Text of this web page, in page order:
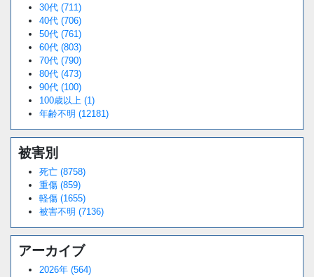
30代 (711)
40代 (706)
50代 (761)
60代 (803)
70代 (790)
80代 (473)
90代 (100)
100歳以上 (1)
年齢不明 (12181)
被害別
死亡 (8758)
重傷 (859)
軽傷 (1655)
被害不明 (7136)
アーカイブ
2026年 (564)